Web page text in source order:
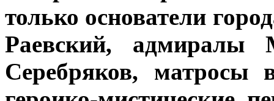
только основатели
Раевский, адмиралы
Серебряков,